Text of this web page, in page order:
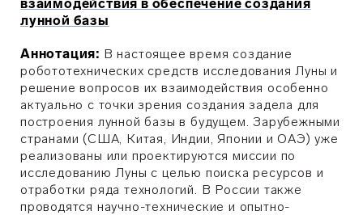
взаимодействия в обеспечение создания
лунной базы
Аннотация: В настоящее время создание
робототехнических средств исследования Луны и
решение вопросов их взаимодействия особенно
актуально с точки зрения создания задела для
построения лунной базы в будущем. Зарубежными
странами (США, Китая, Индии, Японии и ОАЭ) уже
реализованы или проектируются миссии по
исследованию Луны с целью поиска ресурсов и
отработки ряда технологий. В России также
проводятся научно-технические и опытно-